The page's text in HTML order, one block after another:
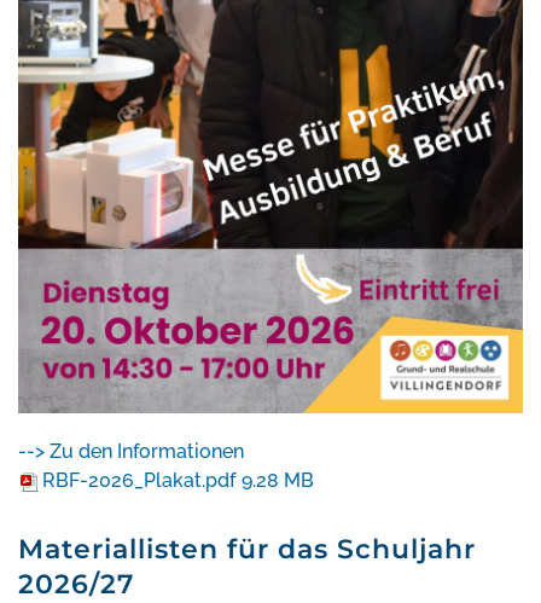
--> Zu den Informationen
RBF-2026_Plakat.pdf 9.28 MB
Materiallisten für das Schuljahr
2026/27